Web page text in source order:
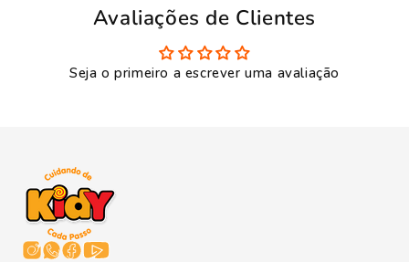
Avaliações de Clientes
Seja o primeiro a escrever uma avaliação